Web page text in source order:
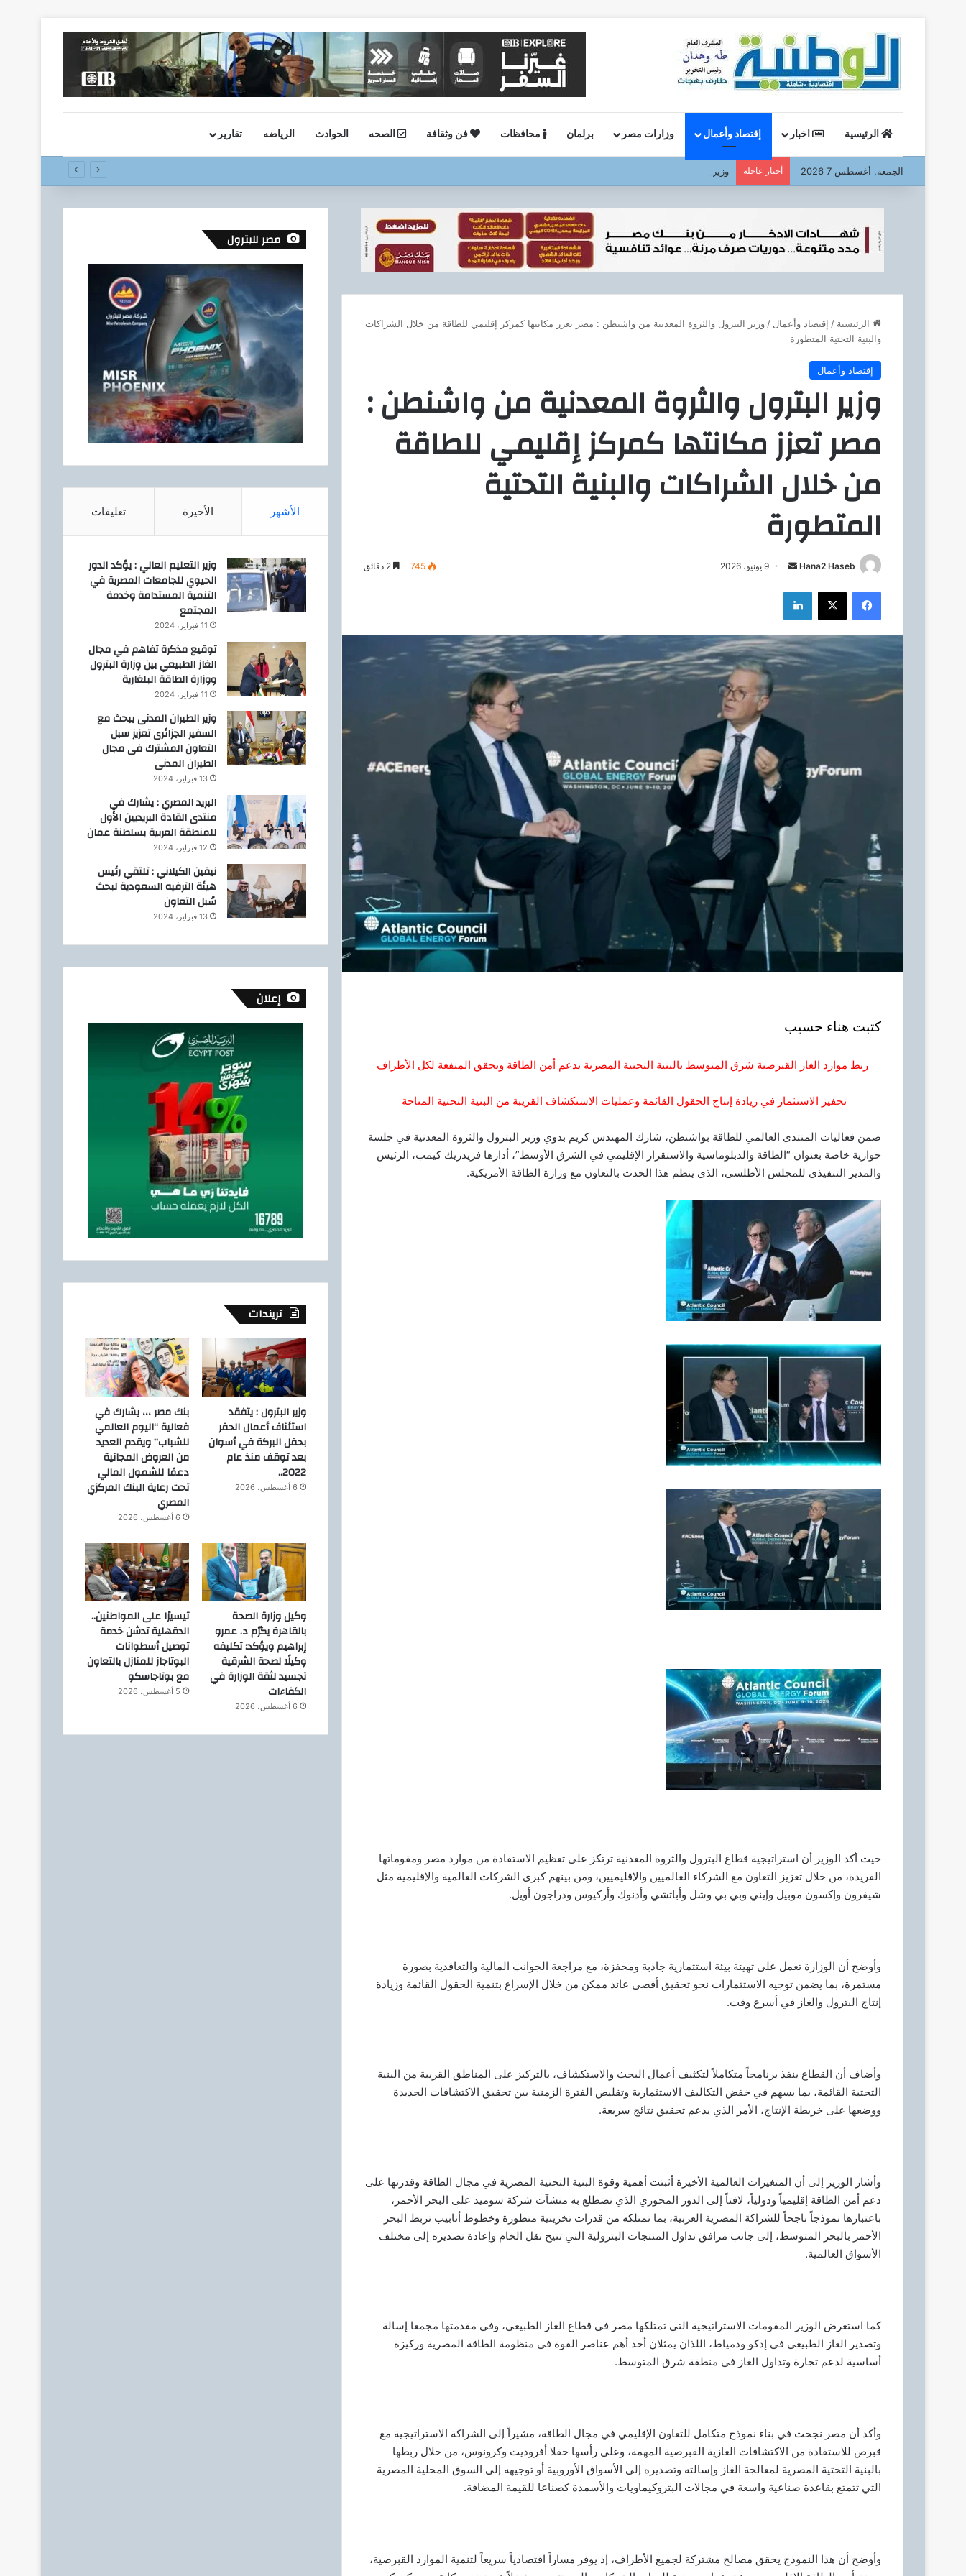
الرئيسية اخبار إقتصاد وأعمال وزارات مصر برلمان محافظات فن وثقافة الصحه الحوادث الرياضه تقارير
الجمعة, أغسطس 7 2026 أخبار عاجلة وزير البترول : يتفقد استئناف أعمال الحفر بحقل البركة في أسوان بعد توقف منذ عام 2022..
الرئيسية / إقتصاد وأعمال / وزير البترول والثروة المعدنية من واشنطن : مصر تعزز مكانتها كمركز إقليمي للطاقة من خلال الشراكات
والبنية التحتية المتطورة
إقتصاد وأعمال
وزير البترول والثروة المعدنية من واشنطن :
مصر تعزز مكانتها كمركز إقليمي للطاقة
من خلال الشراكات والبنية التحتية
المتطورة
Hana2 Haseb
ل
ب
ر
د
ن
9 يونيو، 2026 745
فيسبوك
كتبت هناء حسيب
ربط موارد الغاز القبرصية شرق المتوسط بالبنية التحتية المصرية يدعم أمن الطاقة ويحقق المنفعة لكل الأطراف
تحفيز الاستثمار في زيادة إنتاج الحقول القائمة وعمليات الاستكشاف القريبة من البنية التحتية المتاحة
ضمن فعاليات المنتدى العالمي للطاقة بواشنطن، شارك المهندس كريم بدوي وزير البترول والثروة المعدنية في جلسة
حوارية خاصة بعنوان “الطاقة والدبلوماسية والاستقرار الإقليمي في الشرق الأوسط”، أدارها فريدريك كيمب، الرئيس
والمدير التنفيذي للمجلس الأطلسي، الذي ينظم هذا الحدث بالتعاون مع وزارة الطاقة الأمريكية.
حيث أكد الوزير أن استراتيجية قطاع البترول والثروة المعدنية ترتكز على تعظيم الاستفادة من موارد مصر ومقوماتها
الفريدة، من خلال تعزيز التعاون مع الشركاء العالميين والإقليميين، ومن بينهم كبرى الشركات العالمية والإقليمية مثل
شيفرون وإكسون موبيل وإيني وبي بي وشل وأباتشي وأدنوك وأركيوس ودراجون أويل.
وأوضح أن الوزارة تعمل على تهيئة بيئة استثمارية جاذبة ومحفزة، مع مراجعة الجوانب المالية والتعاقدية بصورة
مستمرة، بما يضمن توجيه الاستثمارات نحو تحقيق أقصى عائد ممكن من خلال الإسراع بتنمية الحقول القائمة وزيادة
إنتاج البترول والغاز في أسرع وقت.
وأضاف أن القطاع ينفذ برنامجاً متكاملاً لتكثيف أعمال البحث والاستكشاف، بالتركيز على المناطق القريبة من البنية
التحتية القائمة، بما يسهم في خفض التكاليف الاستثمارية وتقليص الفترة الزمنية بين تحقيق الاكتشافات الجديدة
ووضعها على خريطة الإنتاج، الأمر الذي يدعم تحقيق نتائج سريعة.
وأشار الوزير إلى أن المتغيرات العالمية الأخيرة أثبتت أهمية وقوة البنية التحتية المصرية في مجال الطاقة وقدرتها على
دعم أمن الطاقة إقليمياً ودولياً، لافتاً إلى الدور المحوري الذي تضطلع به منشآت شركة سوميد على البحر الأحمر،
باعتبارها نموذجاً ناجحاً للشراكة المصرية العربية، بما تمتلكه من قدرات تخزينية متطورة وخطوط أنابيب تربط البحر
الأحمر بالبحر المتوسط، إلى جانب مرافق تداول المنتجات البترولية التي تتيح نقل الخام وإعادة تصديره إلى مختلف
الأسواق العالمية.
كما استعرض الوزير المقومات الاستراتيجية التي تمتلكها مصر في قطاع الغاز الطبيعي، وفي مقدمتها مجمعا إسالة
وتصدير الغاز الطبيعي في إدكو ودمياط، اللذان يمثلان أحد أهم عناصر القوة في منظومة الطاقة المصرية وركيزة
أساسية لدعم تجارة وتداول الغاز في منطقة شرق المتوسط.
وأكد أن مصر نجحت في بناء نموذج متكامل للتعاون الإقليمي في مجال الطاقة، مشيراً إلى الشراكة الاستراتيجية مع
قبرص للاستفادة من الاكتشافات الغازية القبرصية المهمة، وعلى رأسها حقلا أفروديت وكرونوس، من خلال ربطها
بالبنية التحتية المصرية لمعالجة الغاز وإسالته وتصديره إلى الأسواق الأوروبية أو توجيهه إلى السوق المحلية المصرية
التي تتمتع بقاعدة صناعية واسعة في مجالات البتروكيماويات والأسمدة كصناعا للقيمة المضافة.
وأوضح أن هذا النموذج يحقق مصالح مشتركة لجميع الأطراف، إذ يوفر مساراً اقتصادياً سريعاً لتنمية الموارد القبرصية،
مصر للبترول
الأشهر الأخيرة تعليقات
وزير التعليم العالي : يؤكد الدور
الحيوي للجامعات المصرية في
التنمية المستدامة وخدمة
المجتمع
11 فبراير، 2024
توقيع مذكرة تفاهم في مجال
الغاز الطبيعي بين وزارة البترول
ووزارة الطاقة البلغارية
11 فبراير، 2024
وزير الطيران المدنى يبحث مع
السفير الجزائرى تعزيز سبل
التعاون المشترك فى مجال
الطيران المدنى
13 فبراير، 2024
البريد المصري : يشارك في
منتدى القادة البريديين الأول
للمنطقة العربية بسلطنة عمان
12 فبراير، 2024
نيفين الكيلاني : تلتقي رئيس
هيئة الترفيه السعودية لبحث
سُبل التعاون
13 فبراير، 2024
إعلان
تريندات
وزير البترول : يتفقد
استئناف أعمال الحفر
بحقل البركة في أسوان
بعد توقف منذ عام
2022..
6 أغسطس، 2026
بنك مصر ،،، يشارك في
فعالية “اليوم العالمي
للشباب” ويقدم العديد
من العروض المجانية
دعمًا للشمول المالي
تحت رعاية البنك المركزي
المصري
6 أغسطس، 2026
وكيل وزارة الصحة
بالقاهرة يكرّم د. عمرو
إبراهيم ويؤكد: تكليفه
وكيلًا لصحة الشرقية
تجسيد لثقة الوزارة في
الكفاءات
6 أغسطس، 2026
تيسيرًا على المواطنين..
الدقهلية تدشن خدمة
توصيل أسطوانات
البوتاجاز للمنازل بالتعاون
مع بوتاجاسكو
5 أغسطس، 2026